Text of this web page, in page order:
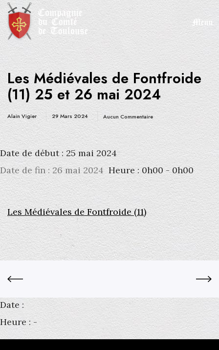
O
p
n
M
e
n
u
Menu
Les Médiévales de Fontfroide
(11) 25 et 26 mai 2024
Alain Vigier 29 Mars 2024 Aucun Commentaire
Date de début : 25 mai 2024
Date de fin : 26 mai 2024 Heure : 0h00 - 0h00
Les Médiévales de Fontfroide (11)
Date :
Heure : -